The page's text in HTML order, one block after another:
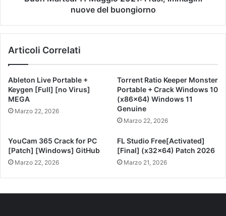
nuove del buongiorno
Articoli Correlati
Ableton Live Portable +
Keygen [Full] [no Virus]
MEGA
Marzo 22, 2026
Torrent Ratio Keeper Monster
Portable + Crack Windows 10
(x86x64) Windows 11
Genuine
Marzo 22, 2026
YouCam 365 Crack for PC
[Patch] [Windows] GitHub
Marzo 22, 2026
FL Studio Free[Activated]
[Final] (x32x64) Patch 2026
Marzo 21, 2026